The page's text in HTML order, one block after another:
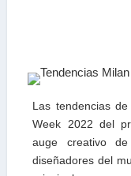
Las tendencias
Week 2022 del
auge creativo
diseñadores del